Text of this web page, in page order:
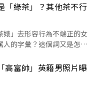
「綠茶」？其他茶不行
婊」去形容行為不端正的女
的字彙？這個詞又是怎麼
高富帥」英籍男照片曝